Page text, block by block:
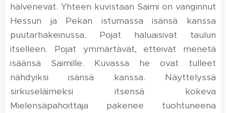
hälvenevät. Yhteen kuvistaan Saimi on vanginnut
Hessun ja Pekan istumassa isänsä kanssa
puutarhakeinussa. Pojat haluaisivat taulun
itselleen. Pojat ymmärtävät, etteivät menetä
isäänsä Saimille. Kuvassa he ovat tulleet
nähdyiksi isänsä kanssa. Näyttelyssä
sirkuseläimeksi itsensä kokeva
Mielensäpahoittaja pakenee tuohtuneena